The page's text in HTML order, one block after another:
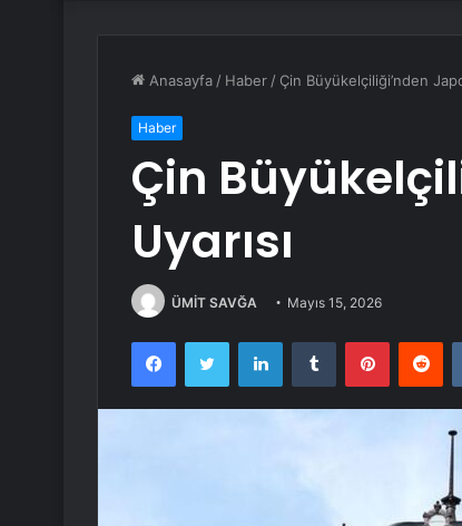
Anasayfa / Haber / Çin Büyükelçiliği’nden
Haber
Çin
Uyarısı
ÜMİT SAVĞA Mayıs 15, 2026
FacebookTwitter LinkedInTumblr Pinterest